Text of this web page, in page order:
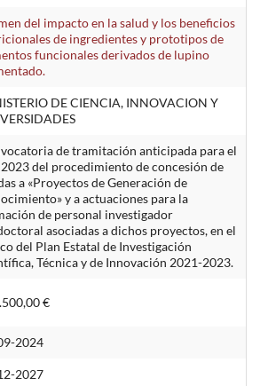
del impacto en la salud y los beneficios
de ingredientes y prototipos de
funcionales derivados de lupino
DE CIENCIA, INNOVACION Y
de tramitación anticipada para el
del procedimiento de concesión de
a «Proyectos de Generación de
y a actuaciones para la
de personal investigador
asociadas a dichos proyectos, en el
del Plan Estatal de Investigación
Técnica y de Innovación 2021-2023.
€
2024
2027